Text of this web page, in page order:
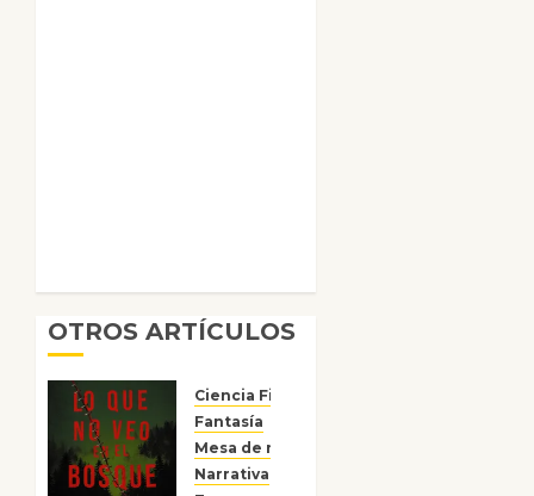
OTROS ARTÍCULOS
Ciencia Ficción
Fantasía
Mesa de novedades
Narrativa